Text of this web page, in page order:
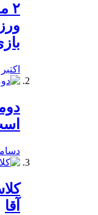
اکتبر 12, 2023
دسامبر 19,
آقا